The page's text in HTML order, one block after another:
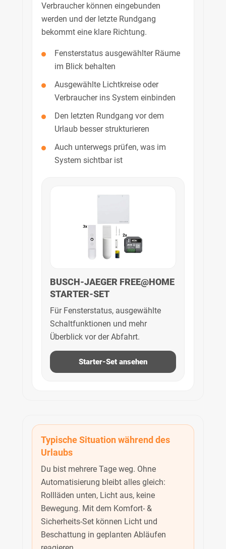
Verbraucher können eingebunden
werden und der letzte Rundgang
bekommt eine klare Richtung.
Fensterstatus ausgewählter Räume
im Blick behalten
Ausgewählte Lichtkreise oder
Verbraucher ins System einbinden
Den letzten Rundgang vor dem
Urlaub besser strukturieren
Auch unterwegs prüfen, was im
System sichtbar ist
BUSCH-JAEGER FREE@HOME
STARTER-SET
Für Fensterstatus, ausgewählte
Schaltfunktionen und mehr
Überblick vor der Abfahrt.
Starter-Set ansehen
Typische Situation während des
Urlaubs
Du bist mehrere Tage weg. Ohne
Automatisierung bleibt alles gleich:
Rollläden unten, Licht aus, keine
Bewegung. Mit dem Komfort- &
Sicherheits-Set können Licht und
Beschattung in geplanten Abläufen